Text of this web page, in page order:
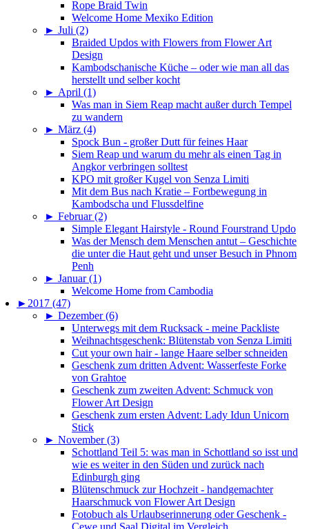
Rope Braid Twin
Welcome Home Mexiko Edition
► Juli (2)
Braided Updos with Flowers from Flower Art
Design
Kambodschanische Küche – oder wie man all das
herstellt und selber kocht
► April (1)
Was man in Siem Reap macht außer durch Tempel
zu wandern
► März (4)
Spock Bun - großer Dutt für feines Haar
Siem Reap und warum du mehr als einen Tag in
Angkor verbringen solltest
KPO mit großer Kugel von Senza Limiti
Mit dem Bus nach Kratie – Fortbewegung in
Kambodscha und Flussdelfine
► Februar (2)
Simple Elegant Hairstyle - Round Fourstrand Updo
Was der Mensch dem Menschen antut – Geschichte
die unter die Haut geht und unser Besuch in Phnom
Penh
► Januar (1)
Welcome Home from Cambodia
► 2017 (47)
► Dezember (6)
Unterwegs mit dem Rucksack - meine Packliste
Weihnachtsgeschenk: Blütenstab von Senza Limiti
Cut your own hair - lange Haare selber schneiden
Geschenk zum dritten Advent: Wasserfeste Forke
von Grahtoe
Geschenk zum zweiten Advent: Schmuck von
Flower Art Design
Geschenk zum ersten Advent: Lady Idun Unicorn
Stick
► November (3)
Schottland Teil 5: was man in Schottland so isst und
wie es weiter in den Süden und zurück nach
Edinburgh ging
Blütenschmuck zur Hochzeit - handgemachter
Haarschmuck von Flower Art Design
Fotobuch als Urlaubserinnerung oder Geschenk -